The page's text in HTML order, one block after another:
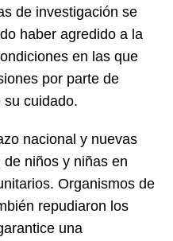
de investigación se
haber agredido a la
en las que
por parte de
su cuidado.
nacional y nuevas
niños y niñas en
Organismos de
repudiaron los
una